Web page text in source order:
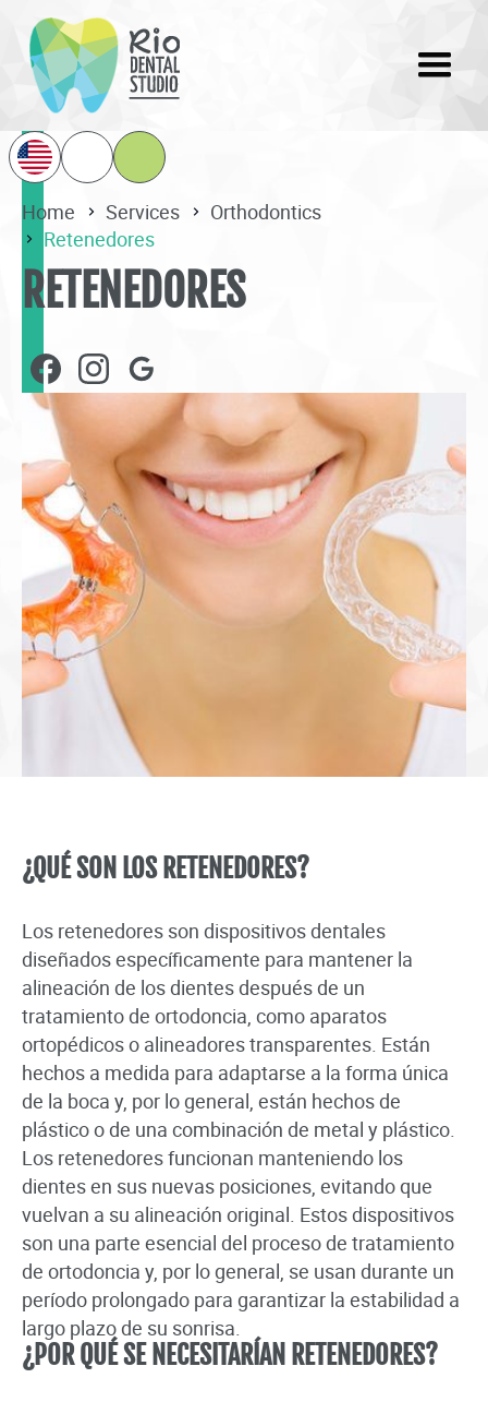
Home Services
Orthodontics
Retenedores
RETENEDORES
¿QUÉ SON LOS RETENEDORES?
Los retenedores son dispositivos dentales
diseñados específicamente para mantener la
alineación de los dientes después de un
tratamiento de ortodoncia, como aparatos
ortopédicos o alineadores transparentes. Están
hechos a medida para adaptarse a la forma única
de la boca y, por lo general, están hechos de
plástico o de una combinación de metal y plástico.
Los retenedores funcionan manteniendo los
dientes en sus nuevas posiciones, evitando que
vuelvan a su alineación original. Estos dispositivos
son una parte esencial del proceso de tratamiento
de ortodoncia y, por lo general, se usan durante un
período prolongado para garantizar la estabilidad a
largo plazo de su sonrisa.
¿POR QUÉ SE NECESITARÍAN RETENEDORES?